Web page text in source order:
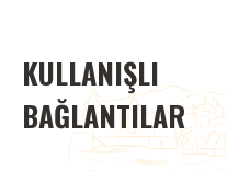
KULLANIŞLI
BAĞLANTILAR